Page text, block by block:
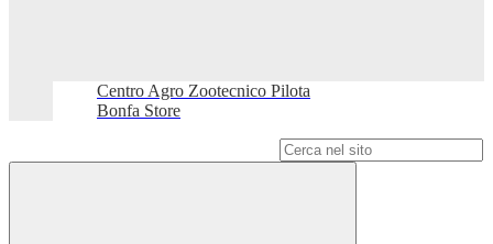
Centro Agro Zootecnico Pilota
Bonfa Store